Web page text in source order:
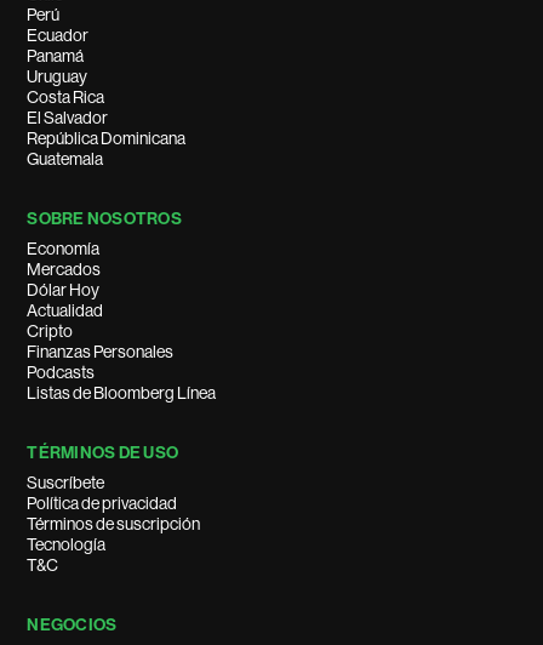
Perú
Ecuador
Panamá
Uruguay
Costa Rica
El Salvador
República Dominicana
Guatemala
SOBRE NOSOTROS
Economía
Mercados
Dólar Hoy
Actualidad
Cripto
Finanzas Personales
Podcasts
Listas de Bloomberg Línea
TÉRMINOS DE USO
Suscríbete
Política de privacidad
Términos de suscripción
Tecnología
T&C
NEGOCIOS